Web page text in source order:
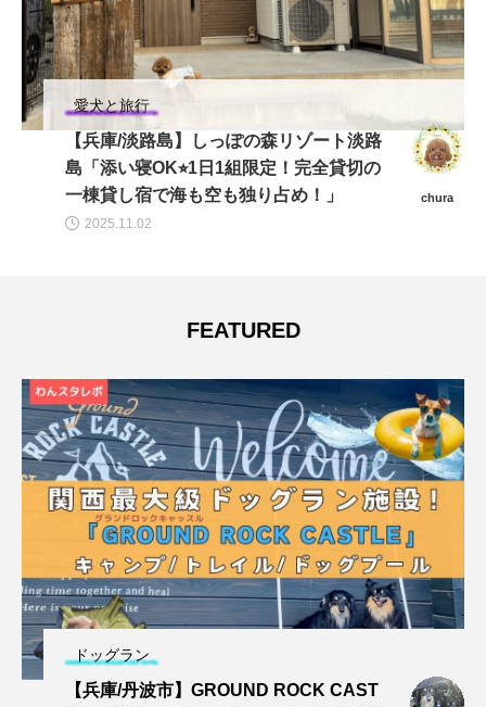
愛犬と旅行
【兵庫/淡路島】しっぽの森リゾート淡路
島「添い寝OK⭐︎1日1組限定！完全貸切の
一棟貸し宿で海も空も独り占め！」
chura
2025.11.02
FEATURED
ドッグラン
【兵庫/丹波市】GROUND ROCK CAST